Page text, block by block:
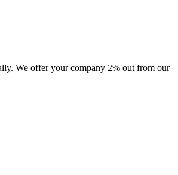
We offer your company 2% out from our